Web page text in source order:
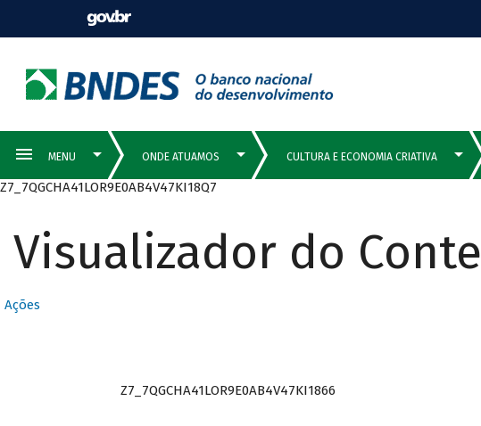
Z7_7QGCHA41LOR9E0AB4V47KI18Q7
Visualizador do
Ações
Z7_7QGCHA41LOR9E0AB4V47KI1866